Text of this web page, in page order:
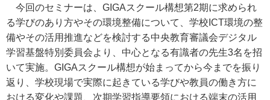
今回のセミナーは、GIGAスクール構想第2期に求められ
る学びのあり方やその環境整備について、学校ICT環境の整
備やその活用推進などを検討する中央教育審議会デジタル
学習基盤特別委員会より、中心となる有識者の先生3名を招
いて実施。GIGAスクール構想が始まってから今までを振り
返り、学校現場で実際に起きている学びや教員の働き方に
おける変化や課題、次期学習指導要領における端末の活用